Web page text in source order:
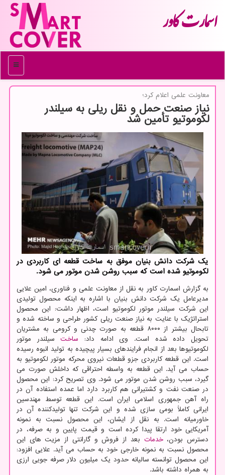
اسمارت كاور
منو
معاونت علمی اعلام كرد؛
نیاز صنعت حمل و نقل ریلی به سیلندر
لکوموتیو تأمین شد
یک شرکت دانش بنیان موفق به ساخت قطعه ای کاربردی در
لکوموتیو شده است که سبب روشن شدن موتور می شود.
به گزارش اسمارت کاور به نقل از معاونت علمی و فناوری، امین علایی
مدیرعامل یک شرکت دانش بنیان با اشاره به اینکه محصول تولیدی
این شرکت سیلندر موتور لکوموتیو است، اظهار داشت: این محصول
استراتژیک با عنایت به نیاز صنعت ریلی کشور طراحی و ساخته شده و
تابحال بیشتر از ۸۰۰۰ قطعه به صورت چدنی و کرومی به مشتریان
تحویل داده شده است. وی ادامه داد: ساختسیلندر موتور
لکوموتیوها بعد از انجام فرایند‎های بسیار پیچیده به تولید انبوه رسیده
است. این قطعه کاربردی جزو قطعات نیروی محرکه موتور لکوموتیو به
حساب می آید. این قطعه به واسطه احتراقی که داخلش صورت می
گیرد، سبب روشن شدن موتور می شود. وی تصریح کرد: این محصول
در صنعت نفت و کشتیرانی هم کاربرد دارد اما عمده استفاده آن در
راه آهن جمهوری اسلامی ایران است. این قطعه توسط مهندسین
ایرانی کاملاً بومی سازی شده و این شرکت تنها تولیدکننده آن در
خاورمیانه است. به نقل از ایشان، این محصول نسبت به نمونه
آمریکایی خود ارتقا پیدا کرده است و قیمت پایین و به صرفه، در
دسترس بودن،خدمات بعد از فروش و گارانتی از مزیت های این
محصول نسبت به نمونه خارجی خود به حساب می آید. علایی افزود:
این محصول توانسته سالیانه حدود یک میلیون دلار صرفه جویی ارزی
به همراه داشته باشد.